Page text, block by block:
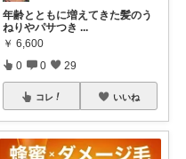
年齢とともに増えてきた髪のう
ねりやパサつき ...
￥ 6,600
0 0 29
コレ いいね